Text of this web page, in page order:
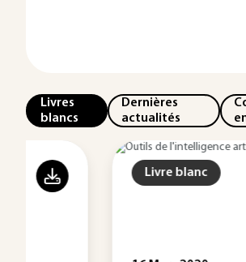
Livres
blancs
Dernières
actualités
Livre blanc